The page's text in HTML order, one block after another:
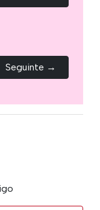
Seguinte →